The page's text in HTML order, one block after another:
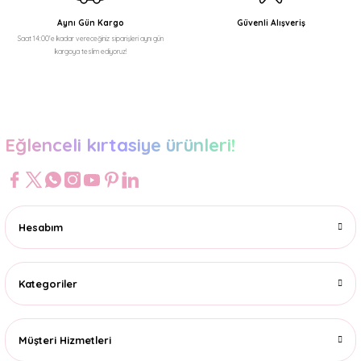
Aynı Gün Kargo
Saat 14:00'e kadar vereceğiniz siparişleri aynı gün
kargoya teslim ediyoruz!
Güvenli Alışveriş
Eğlenceli kırtasiye ürünleri!
Hesabım
Kategoriler
Müşteri Hizmetleri